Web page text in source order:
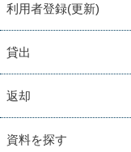
利用者登録(更新)
貸出
返却
資料を探す